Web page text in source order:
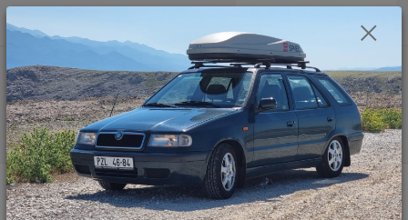
Menu
Hledat
Po - Pá 9:00 - 17:00
0,00 Kč
Úvod Felicia Fun
Kožené výplně dveří / tapecírung / tapecírunk / tapec /
dveřní výplň Felicia Fun